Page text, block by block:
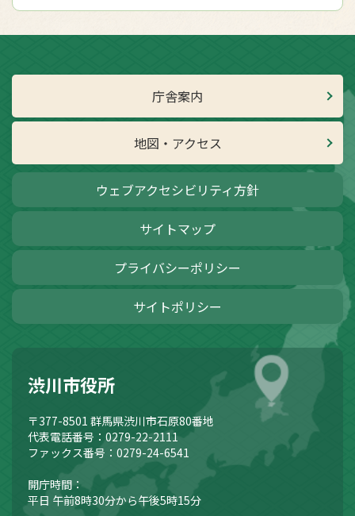
庁舎案内
地図・アクセス
ウェブアクセシビリティ方針
サイトマップ
プライバシーポリシー
サイトポリシー
渋川市役所
〒377-8501 群馬県渋川市石原80番地
代表電話番号：0279-22-2111
ファックス番号：0279-24-6541
開庁時間：
平日 午前8時30分から午後5時15分